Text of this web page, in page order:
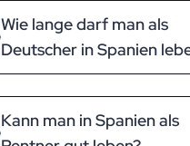
Wie lange darf man als
Deutscher in Spanien
Kann man in Spanien als